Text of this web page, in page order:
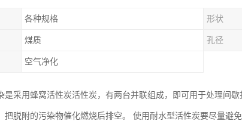
各种规格 形状
煤质 孔径
空气净化
是采用蜂窝活性炭活性炭，有两台并联组成，即可用于处理间
把脱附的污染物催化燃烧后排空。 使用耐水型活性炭要尽量避